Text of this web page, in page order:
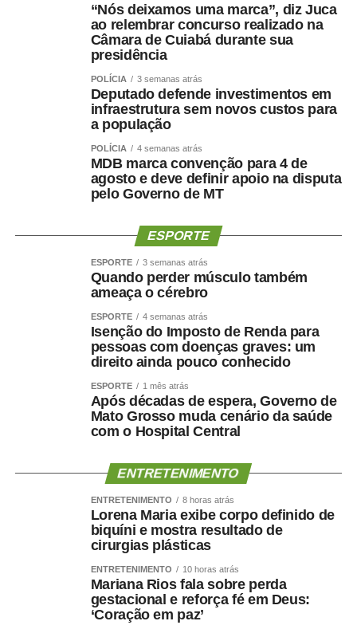
“Nós deixamos uma marca”, diz Juca
ao relembrar concurso realizado na
Câmara de Cuiabá durante sua
presidência
POLÍCIA 3 semanas atrás
Deputado defende investimentos em
infraestrutura sem novos custos para
a população
POLÍCIA 4 semanas atrás
MDB marca convenção para 4 de
agosto e deve definir apoio na disputa
pelo Governo de MT
ESPORTE
ESPORTE 3 semanas atrás
Quando perder músculo também
ameaça o cérebro
ESPORTE 4 semanas atrás
Isenção do Imposto de Renda para
pessoas com doenças graves: um
direito ainda pouco conhecido
ESPORTE 1 mês atrás
Após décadas de espera, Governo de
Mato Grosso muda cenário da saúde
com o Hospital Central
ENTRETENIMENTO
ENTRETENIMENTO 8 horas atrás
Lorena Maria exibe corpo definido de
biquíni e mostra resultado de
cirurgias plásticas
ENTRETENIMENTO 10 horas atrás
Mariana Rios fala sobre perda
gestacional e reforça fé em Deus:
‘Coração em paz’